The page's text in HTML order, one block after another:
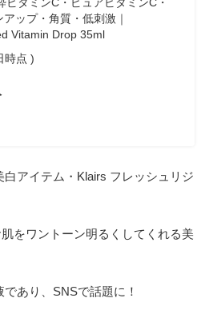
ップ・角質・低刺激｜
Vitamin Drop 35ml
時点 )
白アイテム・Klairs フレッシュリジ
をワントーン明るくしてくれる美
あり、SNSで話題に！